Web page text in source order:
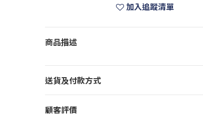
加入追蹤清單
商品描述
送貨及付款方式
顧客評價